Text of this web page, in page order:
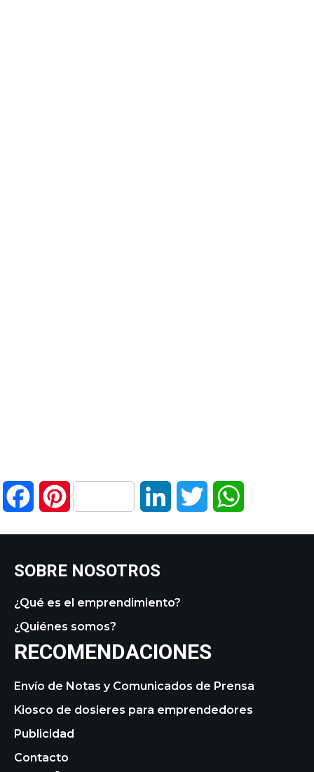
FacebookPinterest LinkedIn Twitter
SOBRE NOSOTROS
¿Qué es el emprendimiento?
¿Quiénes somos?
RECOMENDACIONES
Envío de Notas y Comunicados de Prensa
Kiosco de dosieres para emprendedores
Publicidad
Contacto